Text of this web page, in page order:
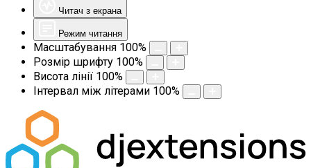
Читач з екрана
Режим читання
Масштабування 100%
Розмір шрифту 100%
Висота лінії 100%
Інтервал між літерами 100%